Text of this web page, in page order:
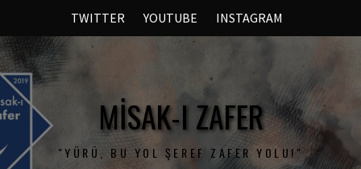
TWITTER YOUTUBE INSTAGRAM
MISAK-I ZAFER
"YÜRÜ, BU YOL ŞEREF ZAFER YOLU!"